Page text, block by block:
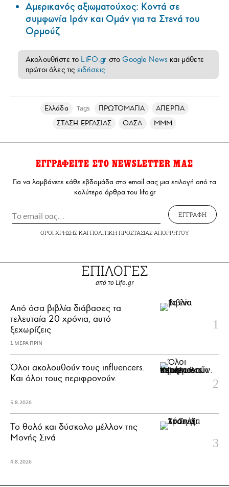
Αμερικανός αξιωματούχος: Κοντά σε
συμφωνία Ιράν και Ομάν για τα Στενά του
Ορμούζ
Ακολουθήστε το LiFO.gr στοGoogle News και μάθετε
πρώτοι όλες τις ειδήσεις
Ελλάδα Tags ΠΡΩΤΟΜΑΓΙΑ
ΑΠΕΡΓΙΑ
ΣΤΑΣΗ ΕΡΓΑΣΙΑΣ
ΟΑΣΑ ΜΜΜ
ΕΓΓΡΑΦΕΙΤΕ ΣΤΟ NEWSLETTER ΜΑΣ
Για να λαμβάνετε κάθε εβδομάδα στο email σας μια επιλογή από τα
καλύτερα άρθρα του lifo.gr
ΕΓΓΡΑΦΗ
ΟΡΟΙ ΧΡΗΣΗΣΚΑΙ ΠΟΛΙΤΙΚΗ ΠΡΟΣΤΑΣΙΑΣ ΑΠΟΡΡΗΤΟΥ
ΕΠΙΛΟΓΕΣ
από το Lifo.gr
Από όσα βιβλία διάβασες τα
τελευταία 20 χρόνια, αυτό
ξεχωρίζεις
1 ΜΕΡΑ ΠΡΙΝ
Όλοι ακολουθούν τους influencers.
Και όλοι τους περιφρονούν.
5.8.2026
Το θολό και δύσκολο μέλλον της
Μονής Σινά
4.8.2026